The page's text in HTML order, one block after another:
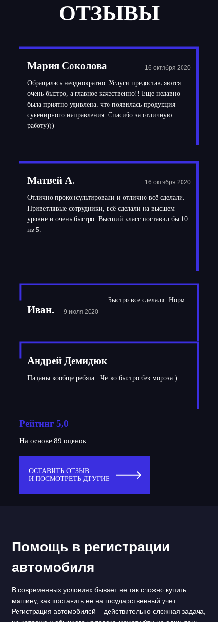
ОТЗЫВЫ
Мария Соколова 16 октября 2020
Обращалась неоднократно. Услуги предоставляются
очень быстро, а главное качественно!! Еще недавно
была приятно удивлена, что появилась продукция
сувенирного направления. Спасибо за отличную
работу)))
Матвей А. 16 октября 2020
Отлично проконсультировали и отлично всё сделали.
Приветливые сотрудники, всё сделали на высшем
уровне и очень быстро. Высший класс поставил бы 10
из 5.
Иван. 9 июля 2020
Быстро все сделали. Норм.
Андрей Демидюк
Пацаны вообще ребята . Четко быстро без мороза )
Рейтинг 5,0
На основе 89 оценок
ОСТАВИТЬ ОТЗЫВ
И ПОСМОТРЕТЬ ДРУГИЕ
Помощь в регистрации
автомобиля
В современных условиях бывает не так сложно купить
машину, как поставить ее на государственный учет.
Регистрация автомобилей – действительно сложная задача,